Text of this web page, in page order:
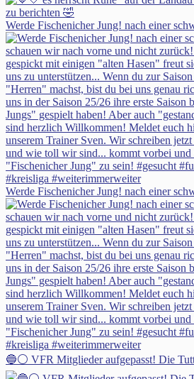
Werde Fischenicher Jung! nach einer
Werde Fischenicher Jung! nach einer
🔵⚪ VFR Mitglieder aufgepasst! Die